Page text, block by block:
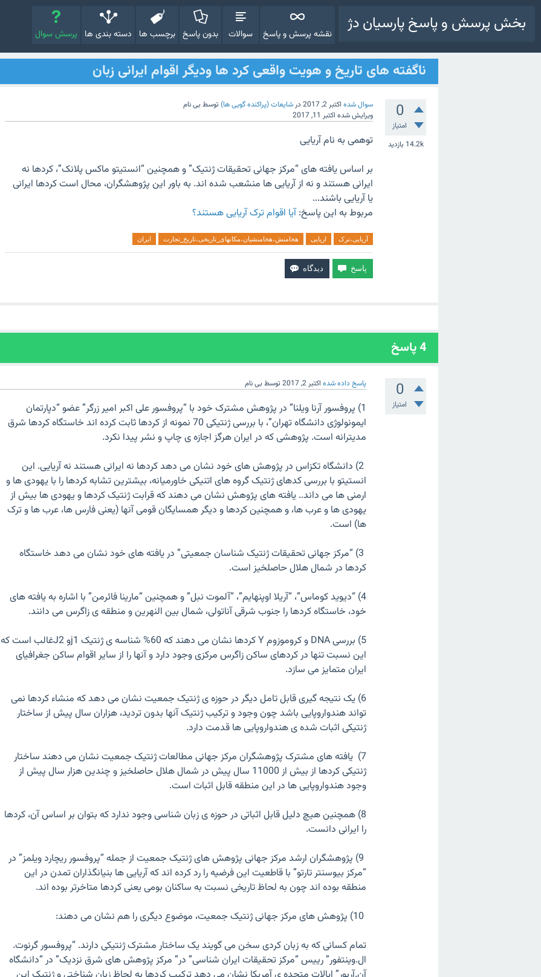
بخش پرسش و پاسخ پارسیان دژ نقشه پرسش و پاسخ سوالات بدون پاسخ برچسب ها دسته بندی ها پرسش سوال
ناگفته های تاریخ و هویت واقعی کرد ها ودیگر اقوام ایرانی زبان
0
امتیاز
14.2k بازدید
سوال شده اکتبر 2, 2017 در شایعات (پراکنده گویی ها) توسط بی نام
ویرایش شده اکتبر 11, 2017
توهمی به نام آریایی
بر اساس یافته های “مرکز جهانی تحقیقات ژنتیک” و همچنین “انستیتو ماکس پلانک”، کردها نه
ایرانی هستند و نه از آریایی ها منشعب شده اند. به باور این پژوهشگران، محال است کردها ایرانی
یا آریایی باشند...
مربوط به این پاسخ:آیا اقوام ترک آریایی هستند؟
آریایی،ترک اریایی هخامنش،هخامنشیان،مکانهای_تاریخی،تاریخ_تجارت ایران
4پاسخ
0
امتیاز
پاسخ داده شده اکتبر 2, 2017 توسط بی نام
1) پروفسور آرنا ویلنا” در پژوهش مشترک خود با “پروفسور علی اکبر امیر زرگر” عضو “دپارتمان
ایمونولوژی دانشگاه تهران”، با بررسی ژنتیکی 70 نمونه از کردها ثابت کرده اند خاستگاه کردها شرق
مدیترانه است. پژوهشی که در ایران هرگز اجازه ی چاپ و نشر پیدا نکرد.
2) دانشگاه تکزاس در پژوهش های خود نشان می دهد کردها نه ایرانی هستند نه آریایی. این
انستیتو با بررسی کدهای ژنتیک گروه های اتنیکی خاورمیانه، بیشترین تشابه کردها را با یهودی ها و
ارمنی ها می داند.. یافته های پژوهش نشان می دهند که قرابت ژنتیک کردها و یهودی ها بیش از
یهودی ها و عرب ها، و همچنین کردها و دیگر همسایگان قومی آنها (یعنی فارس ها، عرب ها و ترک
ها) است.
3) “مرکز جهانی تحقیقات ژنتیک شناسان جمعیتی” در یافته های خود نشان می دهد خاستگاه
کردها در شمال هلال حاصلخیز است.
4) “دیوید کوماس”، “آریلا اوپنهایم”، “آلموت نبل” و همچنین “مارینا فائرمن” با اشاره به یافته های
خود، خاستگاه کردها را جنوب شرقی آناتولی، شمال بین النهرین و منطقه ی زاگرس می دانند.
5) بررسی DNA و کروموزوم Y کردها نشان می دهند که 60% شناسه ی ژنتیک j1و J2غالب است که
این نسبت تنها در کردهای ساکن زاگرس مرکزی وجود دارد و آنها را از سایر اقوام ساکن جغرافیای
ایران متمایز می سازد.
6) یک نتیجه گیری قابل تامل دیگر در حوزه ی ژنتیک جمعیت نشان می دهد که منشاء کردها نمی
تواند هندواروپایی باشد چون وجود و ترکیب ژنتیک آنها بدون تردید، هزاران سال پیش از ساختار
ژنتیکی اثبات شده ی هندواروپایی ها قدمت دارد.
7) یافته های مشترک پژوهشگران مرکز جهانی مطالعات ژنتیک جمعیت نشان می دهند ساختار
ژنتیکی کردها از بیش از 11000 سال پیش در شمال هلال حاصلخیز و چندین هزار سال پیش از
وجود هندواروپایی ها در این منطقه قابل اثبات است.
8) همچنین هیچ دلیل قابل اثباتی در حوزه ی زبان شناسی وجود ندارد که بتوان بر اساس آن، کردها
را ایرانی دانست.
9) پژوهشگران ارشد مرکز جهانی پژوهش های ژنتیک جمعیت از جمله “پروفسور ریچارد ویلمز” در
“مرکز بیوسنتر تارتو” با قاطعیت این فرضیه را رد کرده اند که آریایی ها بنیانگذاران تمدن در این
منطقه بوده اند چون به لحاظ تاریخی نسبت به ساکنان بومی یعنی کردها متاخرتر بوده اند.
تمام کسانی که به زبان کردی سخن می گویند یک ساختار مشترک ژنتیکی دارند. “پروفسور گرنوت.
ال.وینتفور” رییس “مرکز تحقیقات ایران شناسی” در” مرکز پژوهش های شرق نزدیک” در “دانشگاه